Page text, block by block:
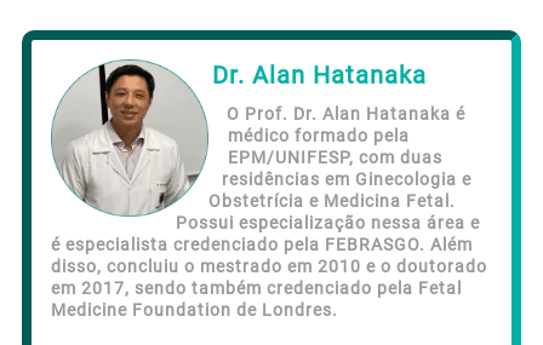
Dr. Alan Hatanaka
O Prof. Dr. Alan Hatanaka é
médico formado pela
EPM/UNIFESP, com duas
residências em Ginecologia e
Obstetrícia e Medicina Fetal.
Possui especialização nessa área e
é especialista credenciado pela FEBRASGO. Além
disso, concluiu o mestrado em 2010 e o doutorado
em 2017, sendo também credenciado pela Fetal
Medicine Foundation de Londres.